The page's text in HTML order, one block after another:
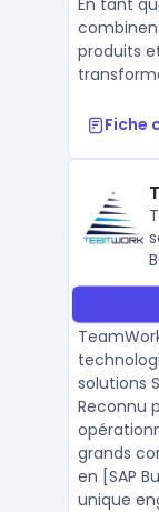
En tant
produits
Fiche
solutions
Reconnu
grands
en [SAP
unique